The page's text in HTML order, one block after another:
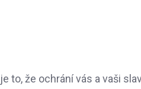
to, že ochrání vás a vaši